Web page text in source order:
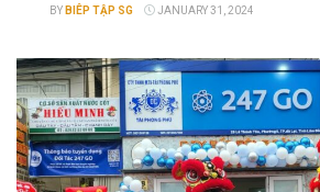
BY BIÊP TẬP SG JANUARY 31, 2024